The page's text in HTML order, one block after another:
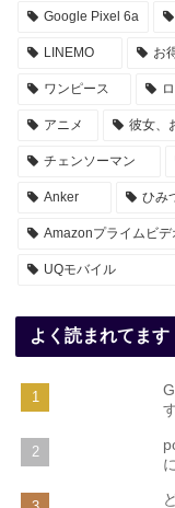
Google Pixel 6a
LINEMO お
ワンピース
アニメ 彼女、
チェンソーマン
Anker ひみ
Amazonプライムビデ
UQモバイル
よく読まれてます